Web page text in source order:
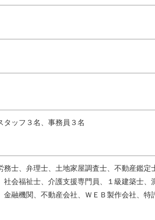
ッフ３名、事務員３名
士、弁理士、土地家屋調査士、不動産鑑定
会福祉士、介護支援専門員、１級建築士、
融機関、不動産会社、ＷＥＢ製作会社、特